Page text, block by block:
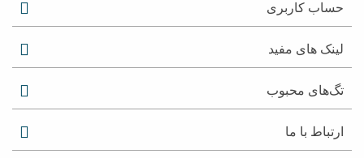
حساب کاربری
لینک های مفید
تگ‌های محبوب
ارتباط با ما